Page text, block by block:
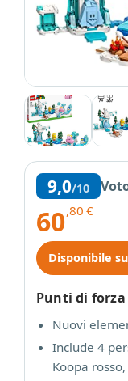
9,0/10
60,80 €
Disponibile
Punti di forza
Nuovi
Include 4
Koopa